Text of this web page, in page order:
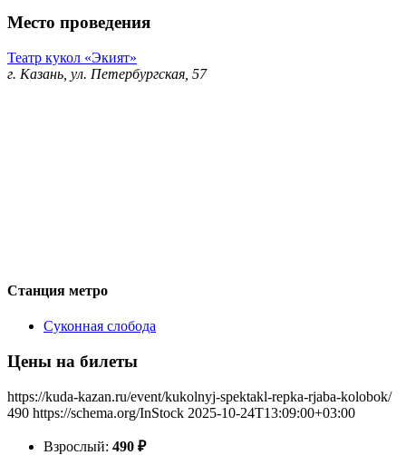
Место проведения
Театр кукол «Экият»
г. Казань, ул. Петербургская, 57
Станция метро
Суконная слобода
Цены на билеты
https://kuda-kazan.ru/event/kukolnyj-spektakl-repka-rjaba-kolobok/
490 https://schema.org/InStock 2025-10-24T13:09:00+03:00
Взрослый: 490 ₽